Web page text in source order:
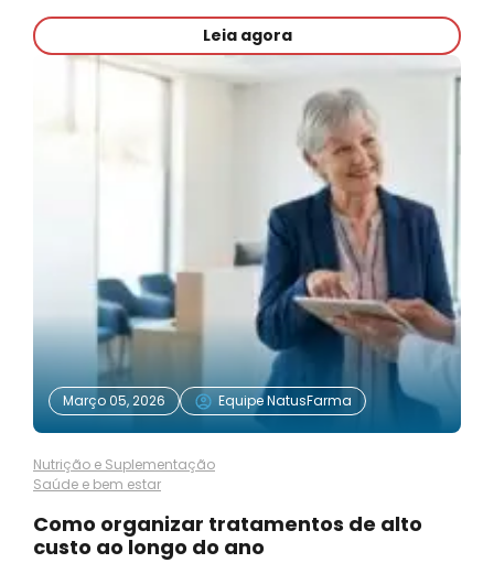
Leia agora
Março 05, 2026 Equipe NatusFarma
Nutrição e Suplementação
Saúde e bem estar
Como organizar tratamentos de alto
custo ao longo do ano